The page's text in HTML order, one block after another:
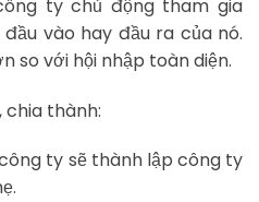
ty chủ động tham gia
vào hay đầu ra của nó.
so với hội nhập toàn diện.
chia thành:
ty sẽ thành lập công ty